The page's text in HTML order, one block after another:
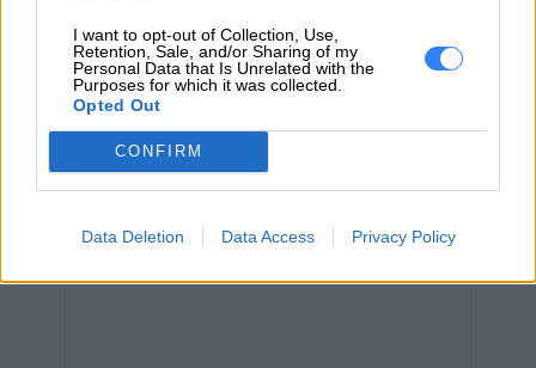
I want to opt-out of Collection, Use,
Retention, Sale, and/or Sharing of my
Personal Data that Is Unrelated with the
Purposes for which it was collected.
Opted Out
CONFIRM
Data Deletion Data Access Privacy Policy
EMAIL
WIADOMOŚĆ